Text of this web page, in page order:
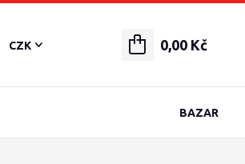
BAZAR
CZK 0,00 Kč